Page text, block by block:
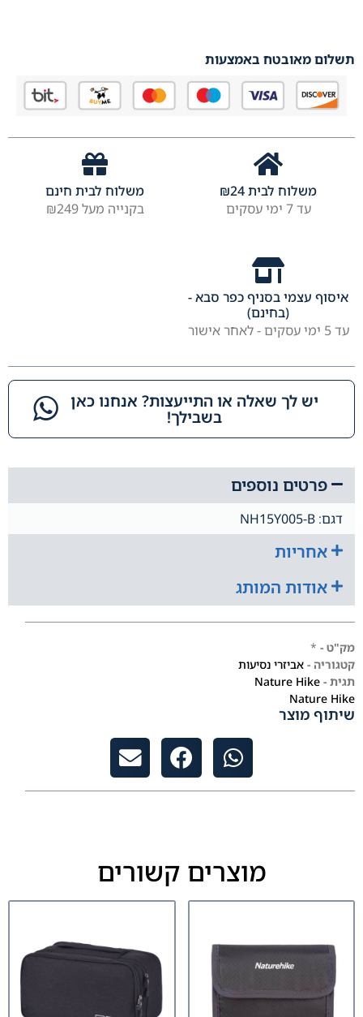
פרטים נוספים
דגם: NH15Y005-B
אחריות
אודות המותג
מק"ט - *
קטגוריה - אביזרי נסיעות
תגית - Nature Hike
Nature Hike
שיתוף מוצר
תשלום מאובטח באמצעות
משלוח לבית ₪24
עד 7 ימי עסקים
משלוח לבית חינם
בקנייה מעל ₪249
איסוף עצמי בסניף כפר סבא -
(בחינם)
עד 5 ימי עסקים - לאחר אישור
יש לך שאלה או התייעצות? אנחנו כאן
בשבילך!​
מוצרים קשורים